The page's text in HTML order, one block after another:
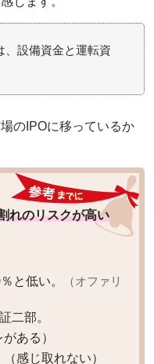
、設備資金と運転資
のIPOに移っているか
れのリスクが高い
と低い。
（オファリ
二部。
ある）
感じ取れない）